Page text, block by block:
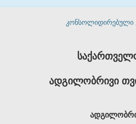
კონსოლიდირებული
ადგილობრივი